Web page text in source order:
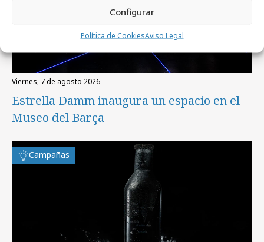
Configurar
Política de CookiesAviso Legal
viernes, 7 de agosto 2026
Estrella Damm inaugura un espacio en el
Museo del Barça
Campañas